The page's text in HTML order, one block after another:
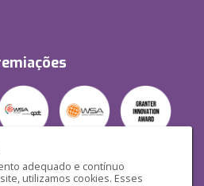
adequado e contínuo
utilizamos cookies. Esses